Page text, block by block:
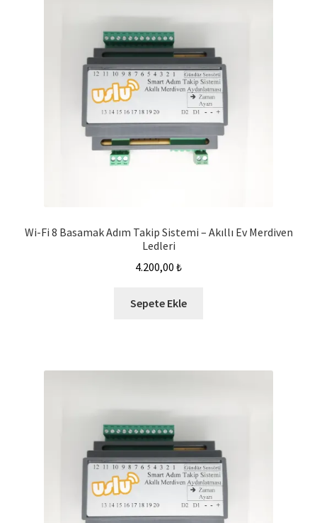
Wi-Fi 8 Basamak Adım Takip Sistemi – Akıllı Ev Merdiven
Ledleri
4.200,00 ₺
Sepete Ekle